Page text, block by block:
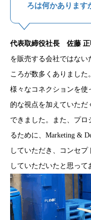
ろは何かあります
代表取締役社長 佐藤 正
を販売する会社ではない
ころが数多くありまし
様々なコネクションを使
的な視点を加えていた
できました。また、プ
るために、Marketing &
していただき、コンセ
していただいたと思って